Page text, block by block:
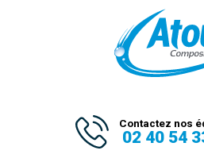
Contactez nos
02 40 54